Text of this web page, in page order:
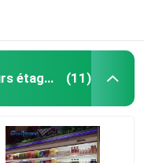
Refroidisseur ouvert à plusieurs étages (11)